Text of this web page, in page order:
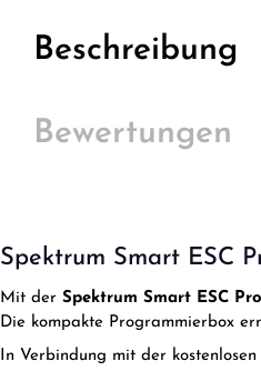
Beschreibung
Bewertungen
Spektrum Smart ESC
Mit der Spektrum Smart ESC
Die kompakte Programmierbox
In Verbindung mit der kostenlosen